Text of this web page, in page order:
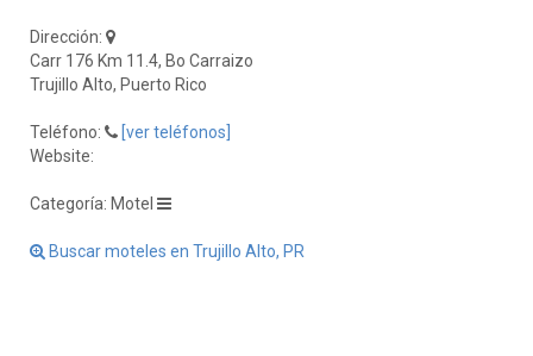
Dirección:
Carr 176 Km 11.4, Bo Carraizo
Trujillo Alto, Puerto Rico
Teléfono:
[ver teléfonos]
Website:
Categoría: Motel
Buscar moteles en Trujillo Alto, PR